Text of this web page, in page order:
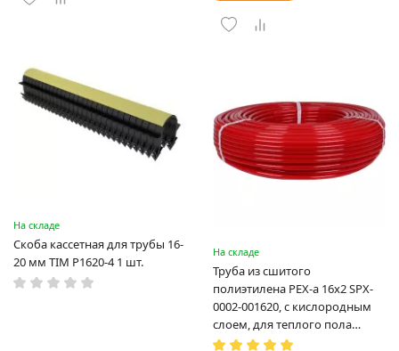
На складе
Скоба кассетная для трубы 16-
20 мм TIM P1620-4 1 шт.
На складе
Труба из сшитого
полиэтилена PEX-a 16х2 SPX-
0002-001620, с кислородным
слоем, для теплого пола
(Испания)